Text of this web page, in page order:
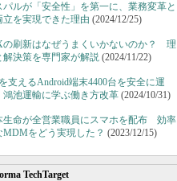
パルが「安全性」を第一に、業務変革と
立を実現できた理由 (2024/12/25)
の刷新はなぜうまくいかないのか？ 理
解決策を専門家が解説 (2024/11/22)
支えるAndroid端末4400台を安全に運
鴻池運輸に学ぶ働き方改革 (2024/10/31)
生命が全営業職員にスマホを配布 効率
MDMをどう実現した？ (2023/12/15)
TechTarget